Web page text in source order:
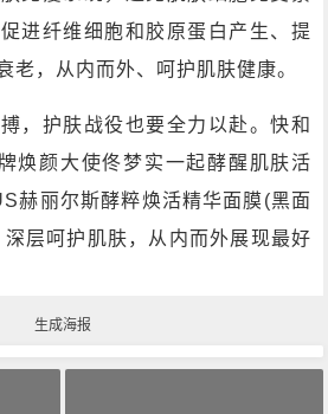
进纤维细胞和胶原蛋白产生、提
老，从内而外、呵护肌肤健康。
护肤战役也要全力以赴。快和
焕颜大使佟梦实一起酵醒肌肤活
赫丽尔斯酵粹焕活精华面膜(黑面
层呵护肌肤，从内而外展现最好
生成海报